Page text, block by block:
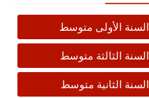
السنة الأولى متوسط
السنة الثالثة متوسط
السنة الثانية متوسط